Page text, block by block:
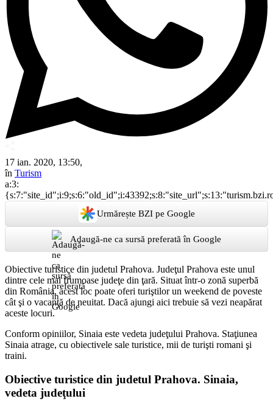
17 ian. 2020, 13:50,
în Turism
a:3:
Urmărește BZI pe Google
Adaugă-ne ca sursă preferată în Google
Obiective turistice din judetul Prahova. Judeţul Prahova este unul
dintre cele mai frumoase judeţe din ţară. Situat într-o zonă superbă
din România, acest loc poate oferi turiştilor un weekend de poveste
cât şi o vacanţă de neuitat. Dacă ajungi aici trebuie să vezi neapărat
aceste locuri.
Conform opiniilor, Sinaia este vedeta judeţului Prahova. Staţiunea
Sinaia atrage, cu obiectivele sale turistice, mii de turişti romani şi
traini.
Obiective turistice din judetul Prahova. Sinaia,
vedeta judeţului